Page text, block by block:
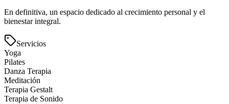
En definitiva, un espacio dedicado al crecimiento personal y el
bienestar integral.
Servicios
Yoga
Pilates
Danza Terapia
Meditación
Terapia Gestalt
Terapia de Sonido